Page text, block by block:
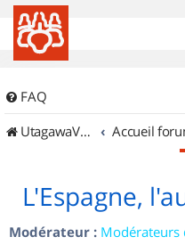
FAQ
UtagawaVTT (Randos VTT et VTTAE avec traces GPS)
Accueil
L'Espagne,
Modérateur : Modérateurs